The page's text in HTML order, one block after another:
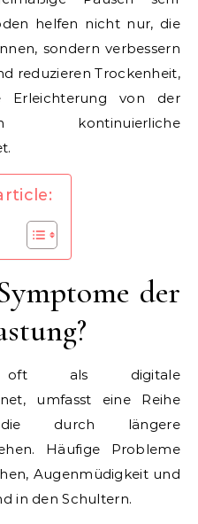
helfen nicht nur, die
sondern verbessern
reduzieren Trockenheit,
Erleichterung von der
kontinuierliche
der
oft als digitale
umfasst eine Reihe
durch längere
Häufige Probleme
Augenmüdigkeit und
in den Schultern.